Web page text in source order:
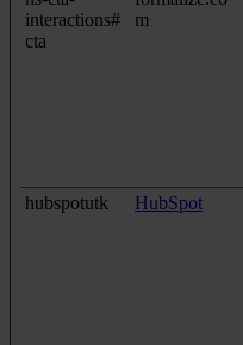
interactions#
cta
m
hubspotutk HubSpot